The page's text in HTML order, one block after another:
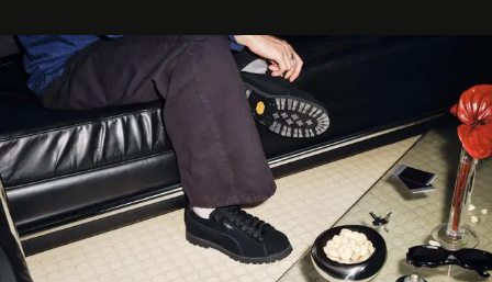
y la filosofía detrás de la propuesta.